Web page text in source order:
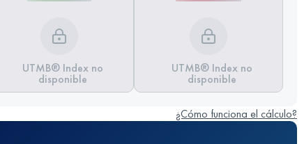
UTMB® Index no
disponible
UTMB® Index no
disponible
¿Cómo funciona el cálculo?